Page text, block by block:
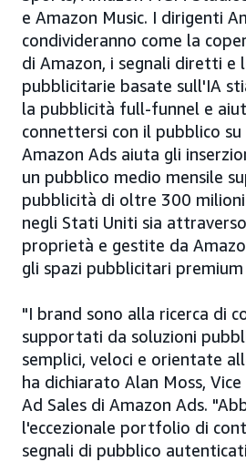
e Amazon Music. I dirigenti
condivideranno come la
di Amazon, i segnali diretti e
pubblicitarie basate sull'IA
la pubblicità full-funnel e
connettersi con il pubblico su
Amazon Ads aiuta gli
un pubblico medio mensile
pubblicità di oltre 300
negli Stati Uniti sia
proprietà e gestite da
gli spazi pubblicitari
"I brand sono alla ricerca di
supportati da soluzioni
semplici, veloci e orientate
ha dichiarato Alan Moss,
Ad Sales di Amazon Ads.
l'eccezionale portfolio di
segnali di pubblico